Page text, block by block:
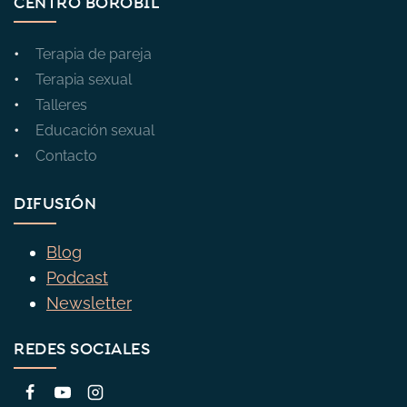
Terapia de pareja
Terapia sexual
Talleres
Educación sexual
Contacto
DIFUSIÓN
Blog
Podcast
Newsletter
REDES SOCIALES